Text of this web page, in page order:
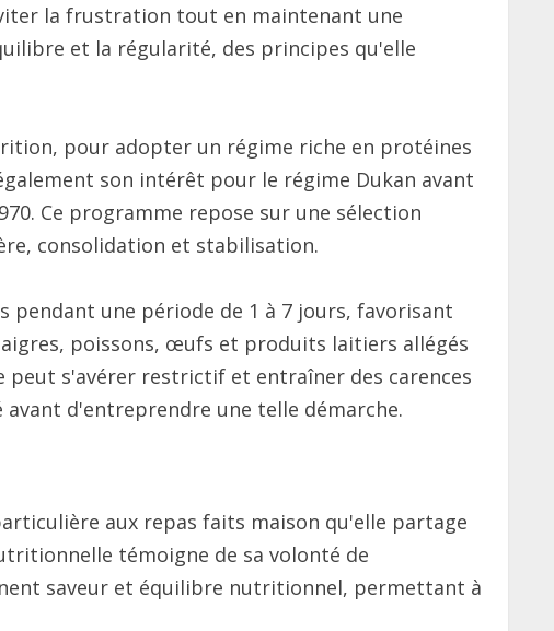
la frustration tout en maintenant une
et la régularité, des principes qu'elle
pour adopter un régime riche en protéines
son intérêt pour le régime Dukan avant
Ce programme repose sur une sélection
consolidation et stabilisation.
une période de 1 à 7 jours, favorisant
poissons, œufs et produits laitiers allégés
s'avérer restrictif et entraîner des carences
d'entreprendre une telle démarche.
aux repas faits maison qu'elle partage
témoigne de sa volonté de
saveur et équilibre nutritionnel, permettant à